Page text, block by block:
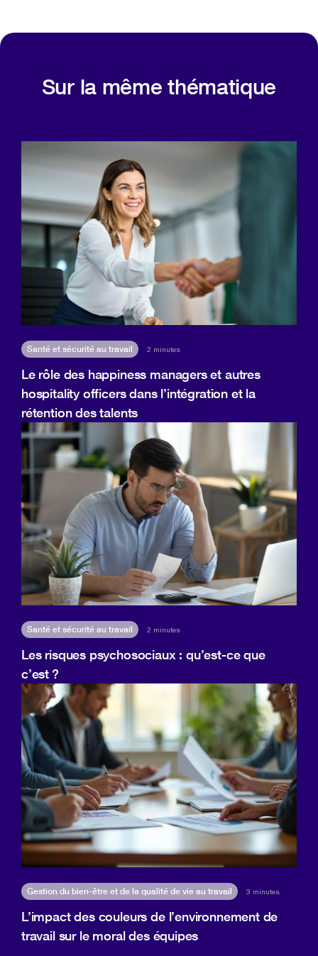
Sur la même thématique
Santé et sécurité au travail 2 minutes
Le rôle des happiness managers et autres
hospitality officers dans l’intégration et la
rétention des talents
Santé et sécurité au travail 2 minutes
Les risques psychosociaux : qu’est-ce que
c’est ?
Gestion du bien-être et de la qualité de vie au travail 3 minutes
L’impact des couleurs de l’environnement de
travail sur le moral des équipes